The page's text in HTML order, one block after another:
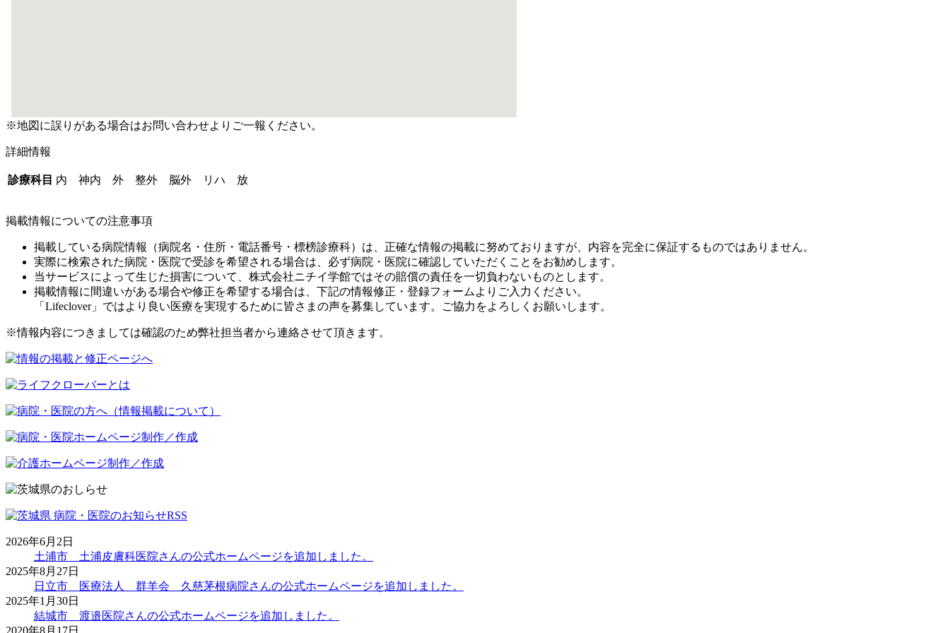
※地図に誤りがある場合はお問い合わせよりご一報ください。
詳細情報
診療科目 内 神内 外 整外 脳外 リハ 放
掲載情報についての注意事項
掲載している病院情報（病院名・住所・電話番号・標榜診療科）は、正確な情報の掲載に努めておりますが、内容を完全に保証するものではありません。
実際に検索された病院・医院で受診を希望される場合は、必ず病院・医院に確認していただくことをお勧めします。
当サービスによって生じた損害について、株式会社ニチイ学館ではその賠償の責任を一切負わないものとします。
掲載情報に間違いがある場合や修正を希望する場合は、下記の情報修正・登録フォームよりご入力ください。
「Lifeclover」ではより良い医療を実現するために皆さまの声を募集しています。ご協力をよろしくお願いします。
※情報内容につきましては確認のため弊社担当者から連絡させて頂きます。
2026年6月2日
土浦市 土浦皮膚科医院さんの公式ホームページを追加しました。
2025年8月27日
日立市 医療法人 群羊会 久慈茅根病院さんの公式ホームページを追加しました。
2025年1月30日
結城市 渡邉医院さんの公式ホームページを追加しました。
2020年8月17日